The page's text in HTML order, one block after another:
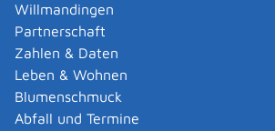
Willmandingen
Partnerschaft
Zahlen & Daten
Leben & Wohnen
Blumenschmuck
Abfall und Termine
Informieren Sie sich dazu bei einem
Notarin, einem Rechtsanwalt oder
Rechtsanwältin.
Diese werden Ihnen auf Ihre Situation
Hinweise zum Verfahren und den von
Unterlagen geben.